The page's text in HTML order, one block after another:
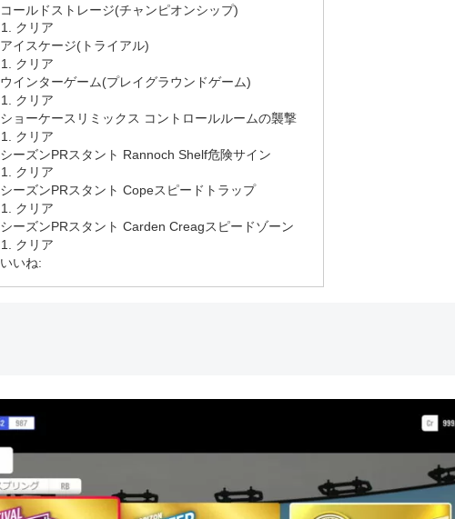
コールドストレージ(チャンピオンシップ)
クリア
アイスケージ(トライアル)
クリア
ウインターゲーム(プレイグラウンドゲーム)
クリア
ショーケースリミックス コントロールルームの襲撃
クリア
シーズンPRスタント Rannoch Shelf危険サイン
クリア
シーズンPRスタント Copeスピードトラップ
クリア
シーズンPRスタント Carden Creagスピードゾーン
クリア
いいね: